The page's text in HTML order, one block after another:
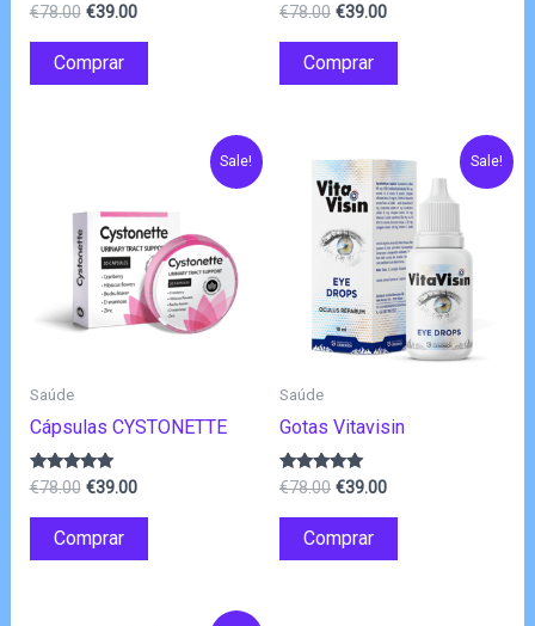
Avaliação
de 5
€78.00 O
original
era:
€39.00O
Comprar
Avaliação
de 5
€78.00 O
original
era:
€39.00O
Comprar
Sale!
Saúde
Cápsulas CYSTONETTE
Avaliação
de 5
€78.00 O
original
era:
€39.00O
Comprar
Sale!
Saúde
Gotas Vitavisin
Avaliação
de 5
€78.00 O
original
era:
€39.00O
Comprar